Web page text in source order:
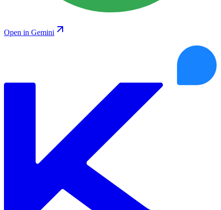
Open in Gemini